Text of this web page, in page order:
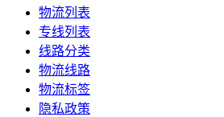
物流列表
专线列表
线路分类
物流线路
物流标签
隐私政策